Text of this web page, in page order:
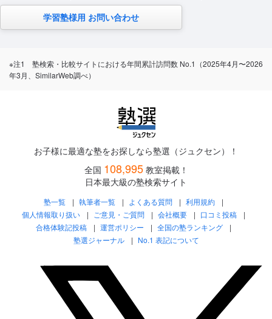
学習塾様用 お問い合わせ
※注1 塾検索・比較サイトにおける年間累計訪問数 No.1（2025年4月〜2026
年3月、SimilarWeb調べ）
お子様に最適な塾をお探しなら塾選（ジュクセン）！
全国 108,995 教室掲載！
日本最大級の塾検索サイト
塾一覧 執筆者一覧 よくある質問
利用規約
個人情報取り扱い
ご意見・ご質問 会社概要
口コミ投稿
合格体験記投稿
運営ポリシー
全国の塾ランキング
塾選ジャーナル
No.1 表記について